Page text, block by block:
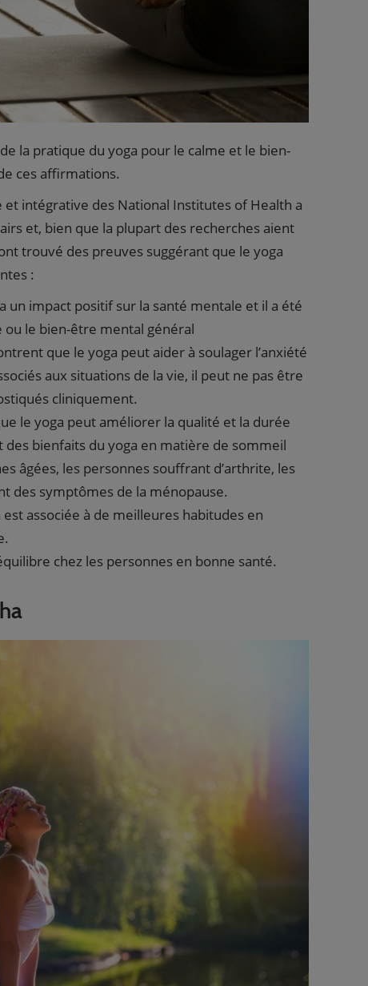
la pratique du yoga pour le calme et le bien-
ces affirmations.
intégrative des National Institutes of Health a
et, bien que la plupart des recherches aient
trouvé des preuves suggérant que le yoga
:
un impact positif sur la santé mentale et il a été
le bien-être mental général
que le yoga peut aider à soulager l’anxiété
aux situations de la vie, il peut ne pas être
cliniquement.
le yoga peut améliorer la qualité et la durée
bienfaits du yoga en matière de sommeil
âgées, les personnes souffrant d’arthrite, les
des symptômes de la ménopause.
associée à de meilleures habitudes en
chez les personnes en bonne santé.